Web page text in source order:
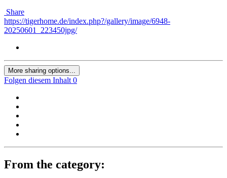
Share
https://tigerhome.de/index.php?/gallery/image/6948-
20250601_223450jpg/
More sharing options...
Folgen diesem Inhalt 0
From the category: